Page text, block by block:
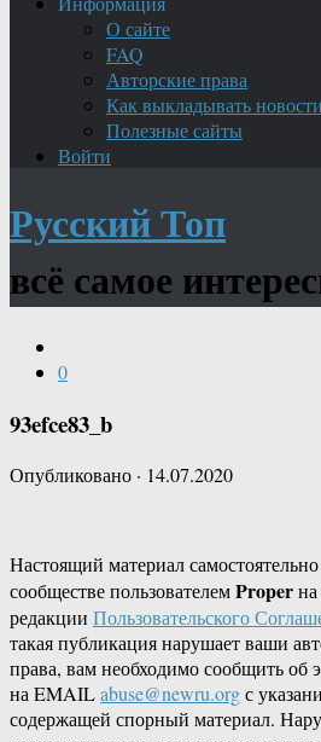
О сайте
FAQ
Авторские права
Как выкладывать новости
Полезные сайты
Войти
Русский Топ
всё самое
0
93efce83_b
Опубликовано · 14.07.2020
Настоящий материал
сообществе пользователемProper
редакции Пользовательского
такая публикация нарушает ваши
права, вам необходимо сообщить об
на EMAILabuse@newru.orgс
содержащей спорный материал.